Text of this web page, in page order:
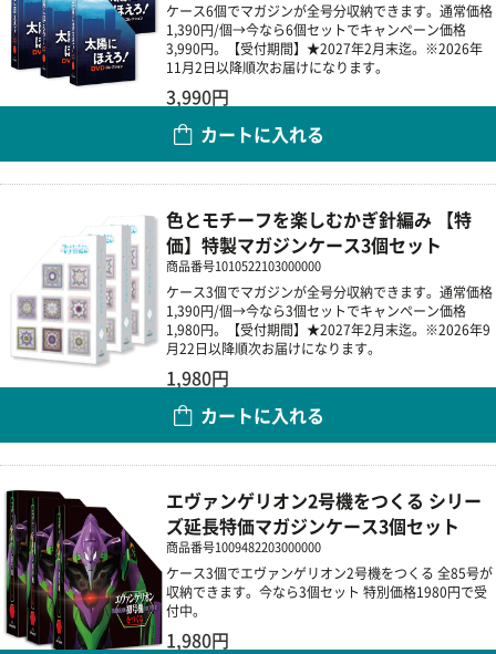
ケース6個でマガジンが全号分収納できます。通常価格
1,390円/個→今なら6個セットでキャンペーン価格
3,990円。【受付期間】★2027年2月末迄。※2026年
11月2日以降順次お届けになります。
3,990円
カートに入れる
色とモチーフを楽しむかぎ針編み 【特
価】特製マガジンケース3個セット
商品番号1010522103000000
ケース3個でマガジンが全号分収納できます。通常価格
1,390円/個→今なら3個セットでキャンペーン価格
1,980円。【受付期間】★2027年2月末迄。※2026年9
月22日以降順次お届けになります。
1,980円
カートに入れる
エヴァンゲリオン2号機をつくる シリー
ズ延長特価マガジンケース3個セット
商品番号1009482203000000
ケース3個でエヴァンゲリオン2号機をつくる 全85号が
収納できます。今なら3個セット 特別価格1980円で受
付中。
1,980円